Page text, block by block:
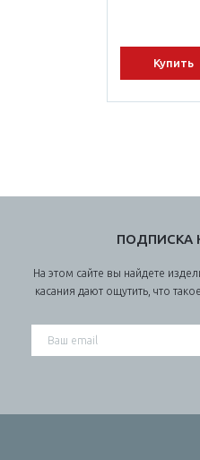
Купить
ПОДПИСКА
На этом сайте вы найдете
касания дают ощутить, что